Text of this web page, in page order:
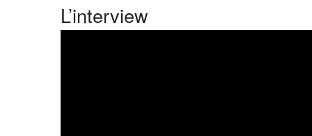
⏳ SandBox
L’interview